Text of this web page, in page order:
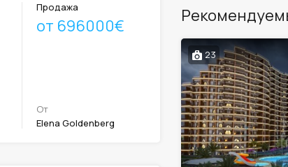
Продажа
от 696000€
От
Elena Goldenberg
23